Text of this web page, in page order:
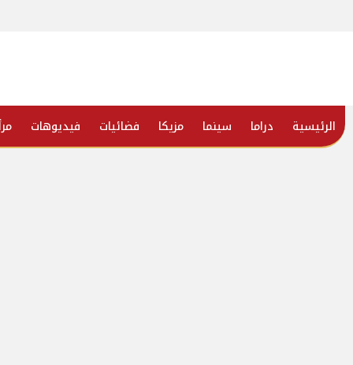
الرئيسية دراما سينما مزيكا فضائيات فيديوهات